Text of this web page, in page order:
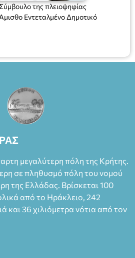
της πλειοψηφίας
Εντεταλμένο Δημοτικό
μεγαλύτερη πόλη της Κρήτης.
σε πληθυσμό πόλη του νομού
της Ελλάδας. Βρίσκεται 100
από το Ηράκλειο, 242
και 36 χιλιόμετρα νότια από τον